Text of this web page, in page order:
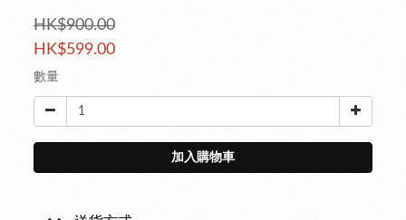
HK$900.00
HK$599.00
數量
加入購物車